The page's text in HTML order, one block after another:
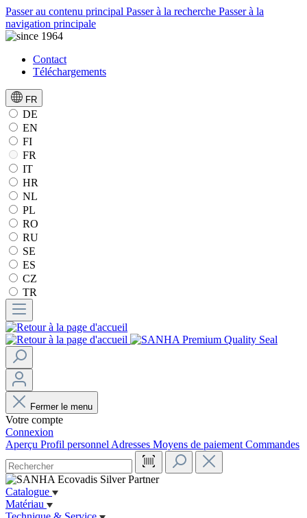
Passer au contenu principal Passer à la recherche Passer à la
navigation principale
Contact
Téléchargements
FR
DE
EN
FI
FR
IT
HR
NL
PL
RO
RU
SE
ES
CZ
TR
Fermer le menu
Votre compte
Connexion
Aperçu Profil personnel Adresses Moyens de paiement Commandes
Catalogue
Matériau